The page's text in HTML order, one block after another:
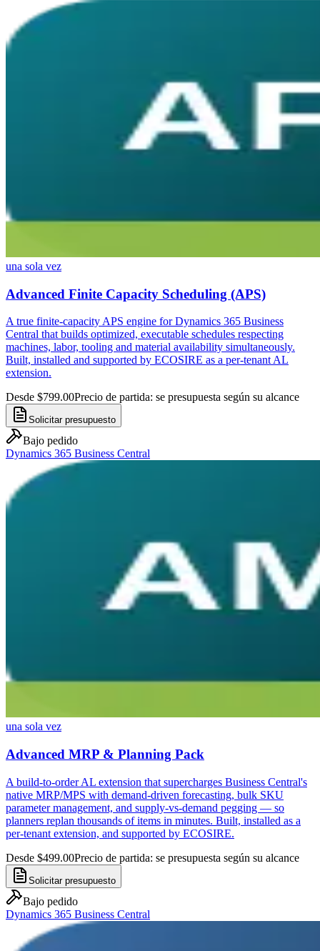
una sola vez
Advanced Finite Capacity Scheduling (APS)
A true finite-capacity APS engine for Dynamics 365 Business
Central that builds optimized, executable schedules respecting
machines, labor, tooling and material availability simultaneously.
Built, installed and supported by ECOSIRE as a per-tenant AL
extension.
Desde $799.00Precio de partida: se presupuesta según su alcance
Solicitar presupuesto
Bajo pedido
Dynamics 365 Business Central
una sola vez
Advanced MRP & Planning Pack
A build-to-order AL extension that supercharges Business Central's
native MRP/MPS with demand-driven forecasting, bulk SKU
parameter management, and supply-vs-demand pegging — so
planners replan thousands of items in minutes. Built, installed as a
per-tenant extension, and supported by ECOSIRE.
Desde $499.00Precio de partida: se presupuesta según su alcance
Solicitar presupuesto
Bajo pedido
Dynamics 365 Business Central